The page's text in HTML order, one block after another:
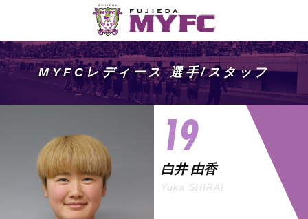
MYFCレディース 選手/スタッフ
19
白井 由香
Yuka SHIRAI